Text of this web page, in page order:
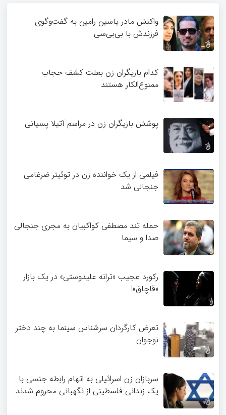
واکنش مادر یاسین رامین به گفت‌وگوی
فرزندش با بی‌بی‌سی
کدام بازیگران زن بعلت کشف حجاب
ممنوع‌الکار هستند
پوشش بازیگران زن در مراسم آتیلا پسیانی
فیلمی از یک خواننده زن در توئیتر ضرغامی
جنجالی شد
حمله تند مصطفی کواکبیان به مجری جنجالی
صدا و سیما
رکورد عجیب «ترانه علیدوستی» در یک بازار
«قاچاق»!
تعرض کارگردان سرشناس سینما به چند دختر
نوجوان
سربازان زن اسرائیلی به اتهام رابطه جنسی با
یک زندانی فلسطینی از نگهبانی محروم شدند